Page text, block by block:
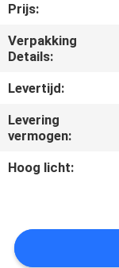
ONS
OM EEN
CITAAT
COMPANY
SITEMAP
Prijs:
Verpakking
Details:
Levertijd:
Levering
vermogen:
Hoog licht: